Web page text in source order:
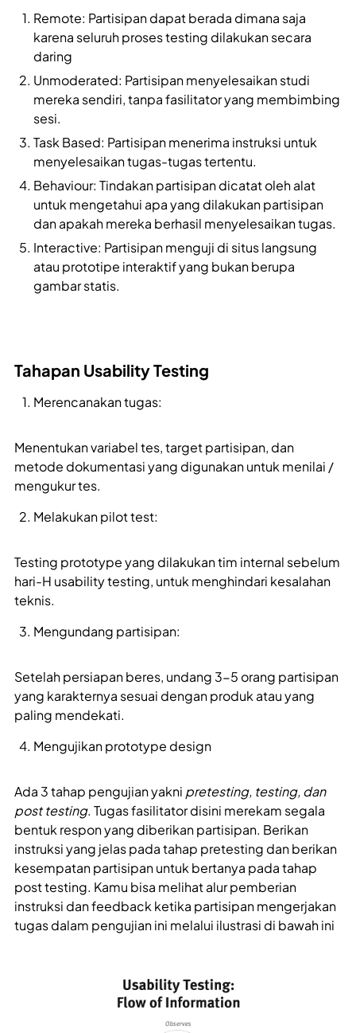
Remote: Partisipan dapat berada dimana saja
karena seluruh proses testing dilakukan secara
daring
Unmoderated: Partisipan menyelesaikan studi
mereka sendiri, tanpa fasilitator yang membimbing
sesi.
Task Based: Partisipan menerima instruksi untuk
menyelesaikan tugas-tugas tertentu.
Behaviour: Tindakan partisipan dicatat oleh alat
untuk mengetahui apa yang dilakukan partisipan
dan apakah mereka berhasil menyelesaikan tugas.
Interactive: Partisipan menguji di situs langsung
atau prototipe interaktif yang bukan berupa
gambar statis.
Tahapan Usability Testing
Merencanakan tugas:
Menentukan variabel tes, target partisipan, dan
metode dokumentasi yang digunakan untuk menilai /
mengukur tes.
Melakukan pilot test:
Testing prototype yang dilakukan tim internal sebelum
hari-H usability testing, untuk menghindari kesalahan
teknis.
Mengundang partisipan:
Setelah persiapan beres, undang 3-5 orang partisipan
yang karakternya sesuai dengan produk atau yang
paling mendekati.
Mengujikan prototype design
Ada 3 tahap pengujian yakni pretesting, testing, dan
post testing. Tugas fasilitator disini merekam segala
bentuk respon yang diberikan partisipan. Berikan
instruksi yang jelas pada tahap pretesting dan berikan
kesempatan partisipan untuk bertanya pada tahap
post testing. Kamu bisa melihat alur pemberian
instruksi dan feedback ketika partisipan mengerjakan
tugas dalam pengujian ini melalui ilustrasi di bawah ini